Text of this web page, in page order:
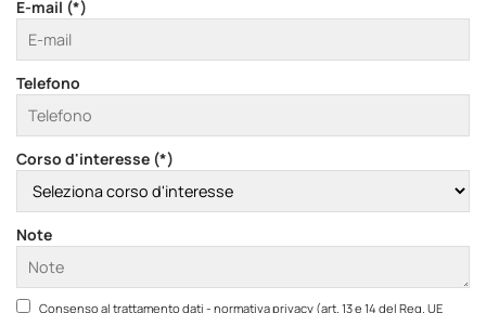
E-mail (*)
Telefono
Corso d'interesse (*)
Note
Consenso al trattamento dati - normativa privacy (art. 13 e 14 del Reg. UE